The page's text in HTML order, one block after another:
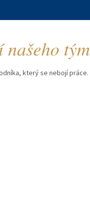
našeho
který se nebojí práce.